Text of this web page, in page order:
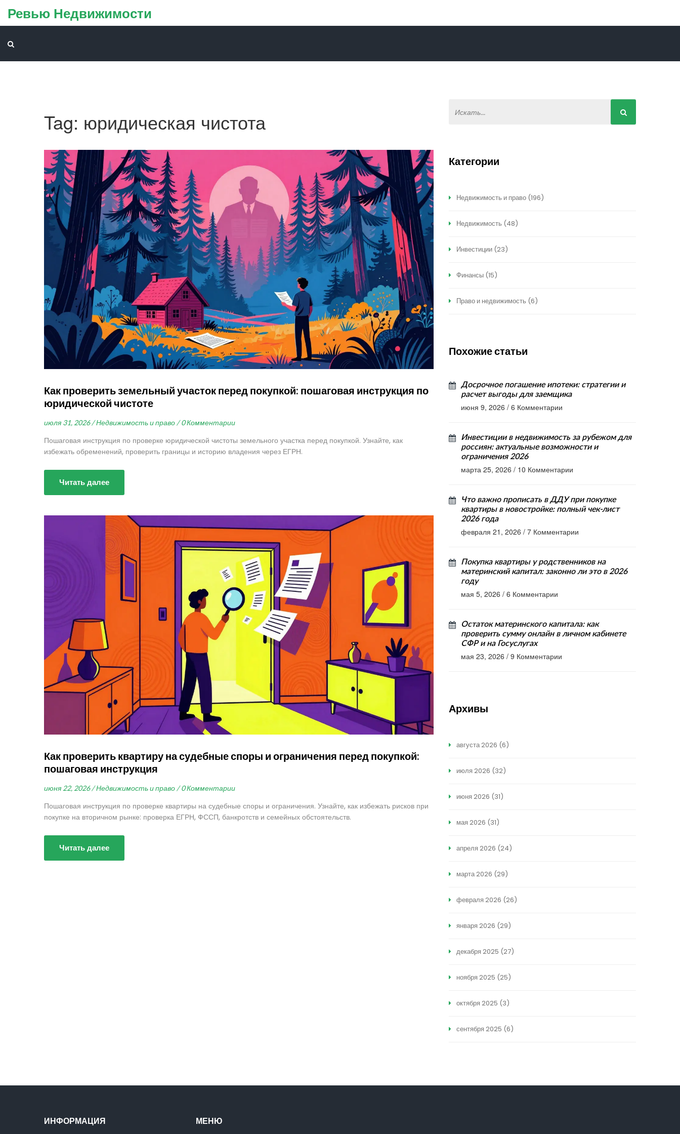
Ревью Недвижимости
Tag: юридическая чистота
Как проверить земельный участок перед покупкой: пошаговая инструкция по
юридической чистоте
июля 31, 2026 / Недвижимость и право / 0 Комментарии
Пошаговая инструкция по проверке юридической чистоты земельного участка перед покупкой. Узнайте, как
избежать обременений, проверить границы и историю владения через ЕГРН.
Читать далее
Как проверить квартиру на судебные споры и ограничения перед покупкой:
пошаговая инструкция
июня 22, 2026 / Недвижимость и право / 0 Комментарии
Пошаговая инструкция по проверке квартиры на судебные споры и ограничения. Узнайте, как избежать рисков при
покупке на вторичном рынке: проверка ЕГРН, ФССП, банкротств и семейных обстоятельств.
Читать далее
Категории
Недвижимость и право (196)
Недвижимость (48)
Инвестиции (23)
Финансы (15)
Право и недвижимость (6)
Похожие статьи
Досрочное погашение ипотеки: стратегии и
расчет выгоды для заемщика
июня 9, 2026 / 6 Комментарии
Инвестиции в недвижимость за рубежом для
россиян: актуальные возможности и
ограничения 2026
марта 25, 2026 / 10 Комментарии
Что важно прописать в ДДУ при покупке
квартиры в новостройке: полный чек-лист
2026 года
февраля 21, 2026 / 7 Комментарии
Покупка квартиры у родственников на
материнский капитал: законно ли это в 2026
году
мая 5, 2026 / 6 Комментарии
Остаток материнского капитала: как
проверить сумму онлайн в личном кабинете
СФР и на Госуслугах
мая 23, 2026 / 9 Комментарии
Архивы
августа 2026 (6)
июля 2026 (32)
июня 2026 (31)
мая 2026 (31)
апреля 2026 (24)
марта 2026 (29)
февраля 2026 (26)
января 2026 (29)
декабря 2025 (27)
ноября 2025 (25)
октября 2025 (3)
сентября 2025 (6)
ИНФОРМАЦИЯ МЕНЮ